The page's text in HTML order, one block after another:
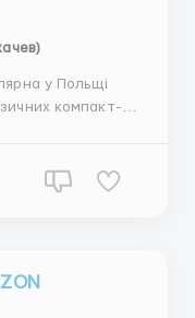
у Польщі
компакт-